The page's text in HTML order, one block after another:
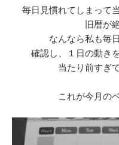
毎日見慣れてしまって
旧暦が
なんなら私も毎
確認し、１日の動き
当たり前すぎ
これが今月の